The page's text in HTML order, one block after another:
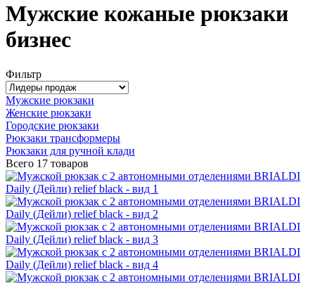
Мужские кожаные рюкзаки
бизнес
Фильтр
Мужские рюкзаки
Женские рюкзаки
Городские рюкзаки
Рюкзаки трансформеры
Рюкзаки для ручной клади
Всего 17 товаров